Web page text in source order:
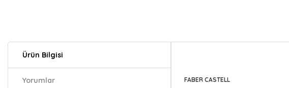
Ürün Bilgisi
Yorumlar FABER CASTELL